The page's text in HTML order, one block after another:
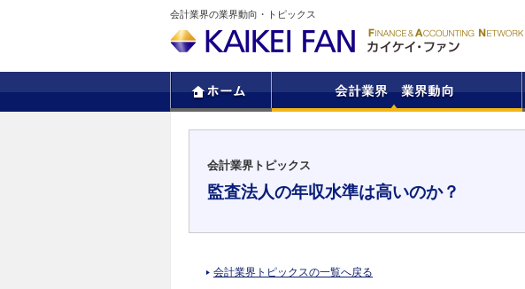
会計業界の業界動向・トピックス
会計業界トピックス
監査法人の年収水準は高いのか？
会計業界トピックスの一覧へ戻る